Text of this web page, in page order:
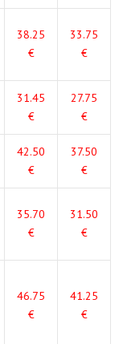
38.25
€
33.75
€
31.45
€
27.75
€
42.50
€
37.50
€
35.70
€
31.50
€
46.75
€
41.25
€